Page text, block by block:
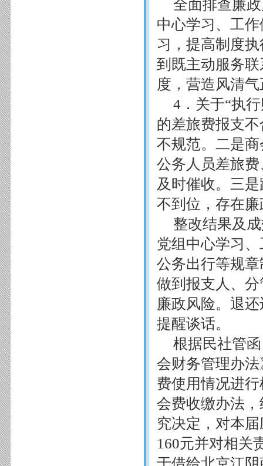
全面排查廉
中心学习、工
习，提高制度
到既主动服务
度，营造风清
4．关于“执
的差旅费报支
不规范。二是
公务人员差旅
及时催收。三
不到位，存在
整改结果及
党组中心学习
公务出行等规
做到报支人、
廉政风险。退
提醒谈话。
根据民社管
会财务管理办
费使用情况进
会费收缴办法
究决定，对本
160元并对相关